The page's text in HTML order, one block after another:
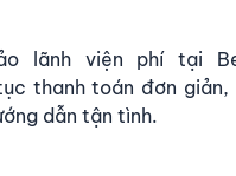
lãnh viện phí tại
thanh toán đơn giản,
dẫn tận tình.